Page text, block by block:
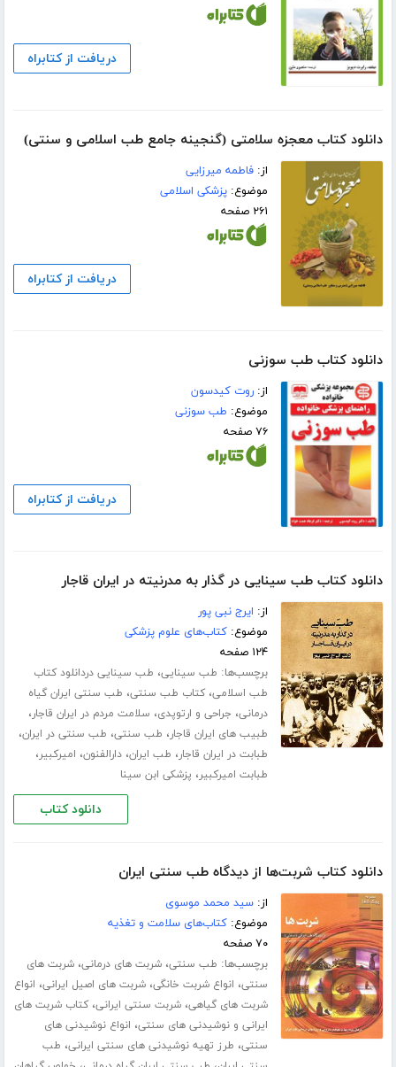
دریافت از کتابراه
دانلود کتاب معجزه سلامتی (گنجینه جامع طب اسلامی و سنتی)
از:فاطمه میرزایی
موضوع:پزشکی اسلامی
۲۶۱ صفحه
دریافت از کتابراه
دانلود کتاب طب سوزنی
از:روت کیدسون
موضوع: طب سوزنی
۷۶ صفحه
دریافت از کتابراه
دانلود کتاب طب سینایی در گذار به مدرنیته در ایران قاجار
از: ایرج نبی پور
موضوع:کتاب‌های علوم پزشکی
۱۲۴ صفحه
برچسب‌ها: طب سینایی، طب سینایی دردانلود کتاب
طب اسلامی،کتاب طب سنتی، طب سنتی ایران گیاه
درمانی، جراحی و ارتوپدی، سلامت مردم در ایران قاجار،
طبیب های ایران قاجار، طب سنتی، طب سنتی در ایران،
طبابت در ایران قاجار، طب ایران،دارالفنون، امیرکبیر،
طبابت امیرکبیر، پزشکی ابن سینا
دانلود کتاب
دانلود کتاب شربت‌ها از دیدگاه طب سنتی ایران
از:سید محمد موسوی
موضوع:کتاب‌های سلامت و تغذیه
۷۰ صفحه
برچسب‌ها: طب سنتی،شربت های درمانی،شربت های
سنتی، انواع شربت خانگی،شربت های اصیل ایرانی، انواع
شربت های گیاهی،شربت سنتی ایرانی،کتاب شربت های
ایرانی و نوشیدنی های سنتی، انواع نوشیدنی های
سنتی، طرز تهیه نوشیدنی های سنتی ایرانی، طب